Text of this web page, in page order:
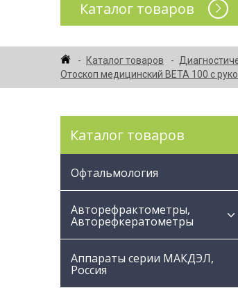
Каталог товаров
Каталог товаров
Отоскоп медицинский BETA 100 с
Каталог товаров
Офтальмология
Авторефрактометры,
Авторефкератометры
Аппараты серии МАКДЭЛ,
Россия